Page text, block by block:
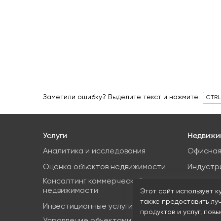
Заметили ошибку? Выделите текст и нажмите CTRL
Услуги
Аналитика и исследования
Оценка объектов недвижимости
Консалтинг коммерческой
недвижимости
Инвестиционные услуги
Этот сайт использует
также предоставить
продуктов и услуг,